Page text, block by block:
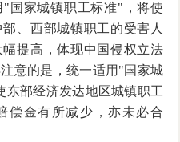
"国家城镇职工标准"，将使
、西部城镇职工的受害人
提高，体现中国侵权立法
意的是，统一适用"国家城
东部经济发达地区城镇职工
偿金有所减少，亦未必合